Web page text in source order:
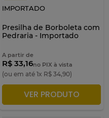
IMPORTADO
Presilha de Borboleta com
Pedraria - Importado
A partir de
R$ 33,16no PIX à vista
(ou em até 1x R$ 34,90)
ADICIONAR À SACOLA
VER PRODUTO